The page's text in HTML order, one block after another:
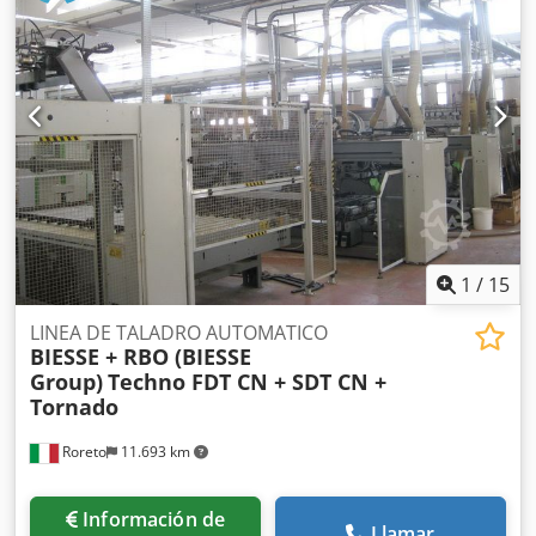
de taladro para cada soporte vertical inferior (N°) 2 N. 4
Grupos/Soportes verticales superiores Cabezales de
taladro para cada soporte vertical superior (N°) 2
Prensores verticales superior (N°) 5 Codpfx Agogk T Ttstjrf
Tornillos motorizados para evacuar los escombros/virutas
(N°) 2 Visualisación digitale del valor (ejes) Potencia total
instalada (Kw) 48 El CNC controla el desplazamiento (eje X)
del soporte horizontal móvil El CNC controla el
desplazamiento (eje Y) de las paradas/topes
1 / 15
Roreto 11.693 km
LINEA DE TALADRO AUTOMATICO
BIESSE + RBO (BIESSE
Group)Techno FDT CN + SDT CN +
Tornado
Información de